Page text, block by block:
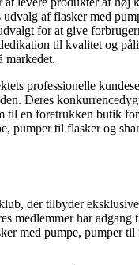
af flasker med
for at give
til kvalitet og
markedet.
professionelle
Deres
til en foretrukken butik
pumper til flasker og
der tilbyder
medlemmer har adgang
med pumpe, pumper til